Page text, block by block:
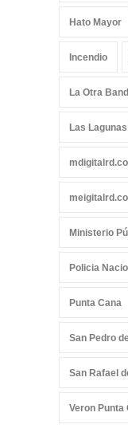
Hato Mayor
Incendio
La Otra
Las
Ministerio
Policia
Punta Cana
San Pedro
San Rafael
Veron Punta